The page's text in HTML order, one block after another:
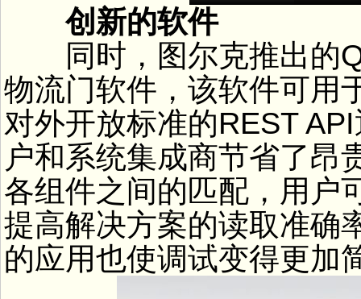
创新的软件
同时，图尔克推出的
物流门软件，该软件可用
对外开放标准的REST
户和系统集成商节省了昂
各组件之间的匹配，用户
提高解决方案的读取准确
的应用也使调试变得更加